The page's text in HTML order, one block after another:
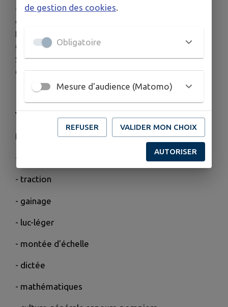
- la préférence sera donnée aux habitants des
communes de couverture du centre de secours de
Frangy : Frangy, Musièges, Chaumont, Minzier,
Chavannaz, Marlioz, Contamine-Sarzin,
Sallenôves, Mesigny, Chessenaz, Vanzy, Chilly,
Chêne-en-Semine
Venir en tenue de sport avec une gourde.
Début des tests à 19h00 (venir à 18h30) :
- pompes
- traction
- gainage
- luc-léger
- montée d'échelle
- dictée
- mathématiques
de gestion des cookies
Obligatoire
Mesure d'audience (Matomo)
REFUSER VALIDER MON CHOIX
AUTORISER